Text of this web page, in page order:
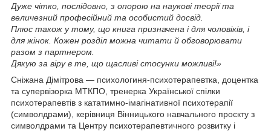
Дуже чітко, послідовно, з опорою на наукові теорії та
величезний професійний та особистий досвід.
Плюс також у тому, що книга призначена і для чоловіків, і
для жінок. Кожен розділ можна читати й обговорювати
разом з партнером.
Дякую за віру в те, що щасливі стосунки можливі!»
Сніжана Дімітрова — психологиня-психотерапевтка, доцентка
та супервізорка МТКПО, тренерка Української спілки
психотерапевтів з кататимно-імагінативної психотерапії
(символдрами), керівниця Вінницького навчального проєкту з
символдрами та Центру психотерапевтичного розвитку і